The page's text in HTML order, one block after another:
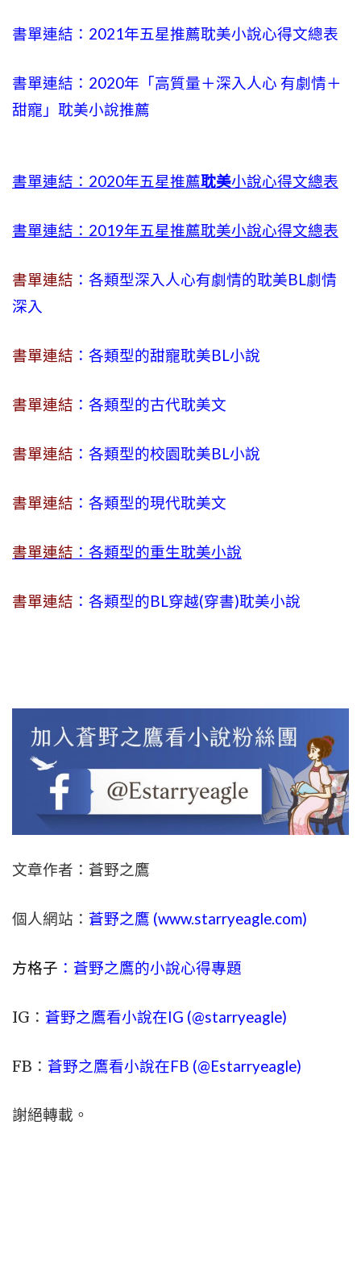
書單連結：2021年五星推薦耽美小說心得文總表
書單連結：2020年「高質量＋深入人心 有劇情＋
甜寵」耽美小說推薦
書單連結：2020年五星推薦耽美小說心得文總表
書單連結：2019年五星推薦耽美小說心得文總表
書單連結 ：各類型深入人心有劇情的耽美BL劇情
深入
書單連結 ：各類型的甜寵耽美BL小說
書單連結 ：各類型的古代耽美文
書單連結 ：各類型的校園耽美BL小說
書單連結 ：各類型的現代耽美文
書單連結 ：各類型的重生耽美小說
書單連結 ：各類型的BL穿越(穿書)耽美小說
文章作者：蒼野之鷹
個人網站： 蒼野之鷹 (www.starryeagle.com)
方格子 ：蒼野之鷹的小說心得專題
IG： 蒼野之鷹看小說在IG (@starryeagle)
FB： 蒼野之鷹看小說在FB (@Estarryeagle)
謝絕轉載。